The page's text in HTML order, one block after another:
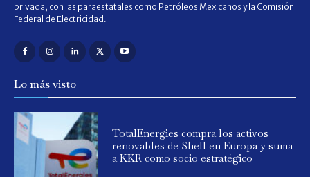
privada, con las paraestatales como Petróleos Mexicanos y la Comisión
Federal de Electricidad.
Lo más visto
TotalEnergies compra los activos
renovables de Shell en Europa y suma
a KKR como socio estratégico